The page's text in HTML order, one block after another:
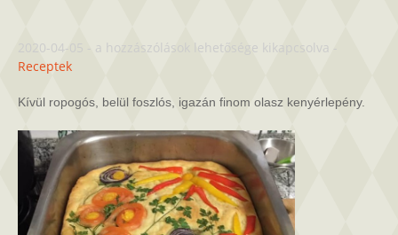
2020-04-05 - Focaccia
a hozzászólások lehetősége kikapcsolva -
Receptek